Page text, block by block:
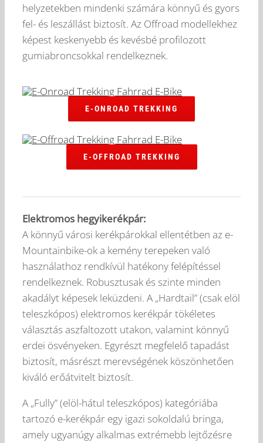
helyzetekben mindenki számára könnyű és gyors
fel- és leszállást biztosít. Az Offroad modellekhez
képest keskenyebb és kevésbé profilozott
gumiabroncsokkal rendelkeznek.
E-ONROAD TREKKING
E-OFFROAD TREKKING
Elektromos hegyikerékpár:
A könnyű városi kerékpárokkal ellentétben az e-
Mountainbike-ok a kemény terepeken való
használathoz rendkívül hatékony felépítéssel
rendelkeznek. Robusztusak és szinte minden
akadályt képesek leküzdeni. A „Hardtail” (csak elöl
teleszkópos) elektromos kerékpár tökéletes
választás aszfaltozott utakon, valamint könnyű
erdei ösvényeken. Egyrészt megfelelő tapadást
biztosít, másrészt merevségének köszönhetően
kiváló erőátvitelt biztosít.
A „Fully” (elöl-hátul teleszkópos) kategóriába
tartozó e-kerékpár egy igazi sokoldalú bringa,
amely ugyanúgy alkalmas extrémebb lejtőzésre